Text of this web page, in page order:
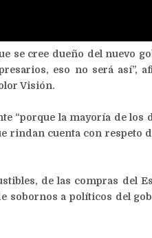
se cree dueño del nuevo
eso no será así”,
Visión.
“porque la mayoría de los
rindan cuenta con respeto
de las compras del
sobornos a políticos del